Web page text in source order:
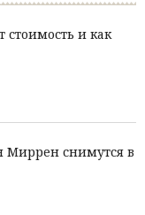
стоимость и как
Миррен снимутся в